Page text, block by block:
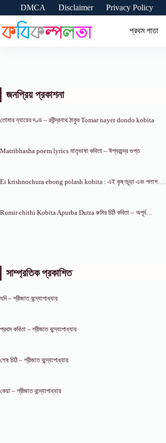
content
DMCA Disclaimer Privacy Policy
প্রথম পাতা
জনপ্রিয় প্রকাশনা
তোমার ন্যায়ের দণ্ড – রবীন্দ্রনাথ ঠাকুর Tomar nayer dondo kobita
Matribhasha poem lyrics মাতৃভাষা কবিতা – ঈশ্বরচন্দ্র গুপ্ত
Ei krishnochura ebong polash kobita : এই কৃষ্ণচূড়া এবং পলাশ…
Rumir chithi Kobita Apurba Dutta রুমির চিঠি কবিতা – অপূর্ব…
সাম্প্রতিক প্রকাশিত
যদি – শ্রীজাত বন্দ্যোপাধ্যায়
প্রথম কবিতা – শ্রীজাত বন্দ্যোপাধ্যায়
শেষ চিঠি – শ্রীজাত বন্দ্যোপাধ্যায়
কেয়া – শ্রীজাত বন্দ্যোপাধ্যায়